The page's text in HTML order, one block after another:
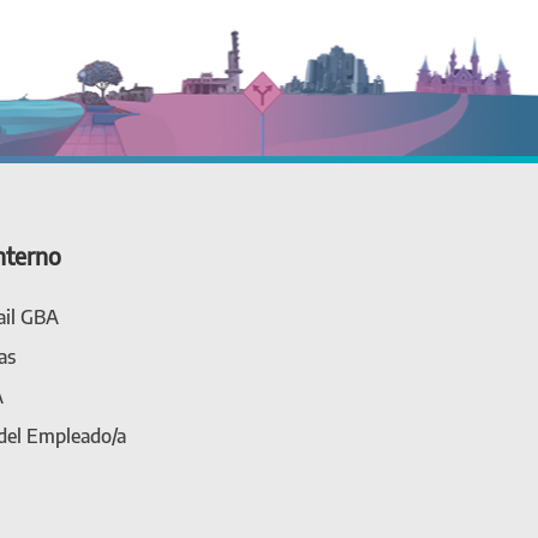
GBA
Empleado/a